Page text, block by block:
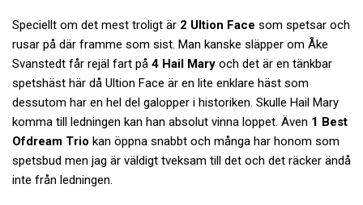
Speciellt om det mest troligt är 2 Ultion Face som spetsar och
rusar på där framme som sist. Man kanske släpper om Åke
Svanstedt får rejäl fart på 4 Hail Mary och det är en tänkbar
spetshäst här då Ultion Face är en lite enklare häst som
dessutom har en hel del galopper i historiken. Skulle Hail Mary
komma till ledningen kan han absolut vinna loppet. Även 1 Best
Ofdream Trio kan öppna snabbt och många har honom som
spetsbud men jag är väldigt tveksam till det och det räcker ändå
inte från ledningen.